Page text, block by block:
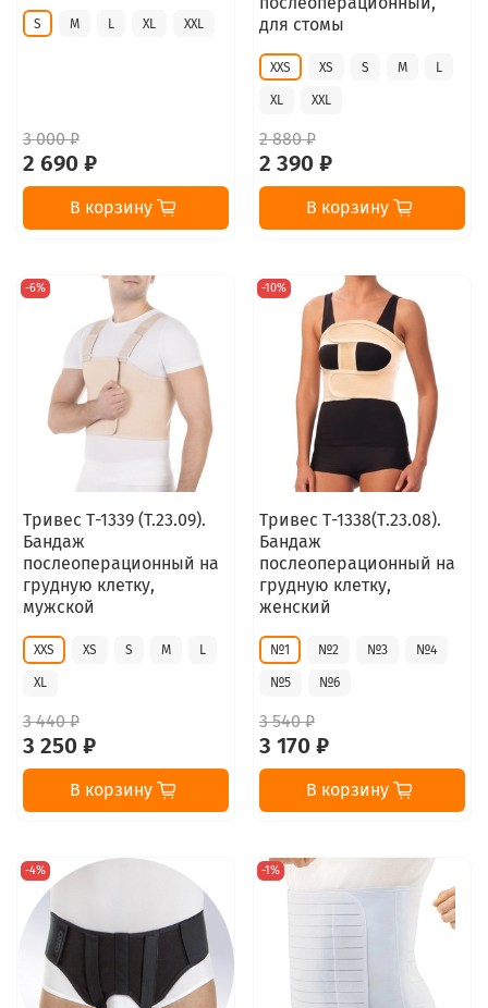
S M L XL XXL
3 000 ₽
2 690 ₽
В корзину
для стомы
XXS XS S M L
XL XXL
2 880 ₽
2 390 ₽
В корзину
-6%
Тривес Т-1339 (T.23.09).
Бандаж
послеоперационный на
грудную клетку,
мужской
XXS XS S M L
XL
3 440 ₽
3 250 ₽
В корзину
-10%
Тривес Т-1338(Т.23.08).
Бандаж
послеоперационный на
грудную клетку,
женский
№1 №2 №3 №4
№5 №6
3 540 ₽
3 170 ₽
В корзину
-4% -1%